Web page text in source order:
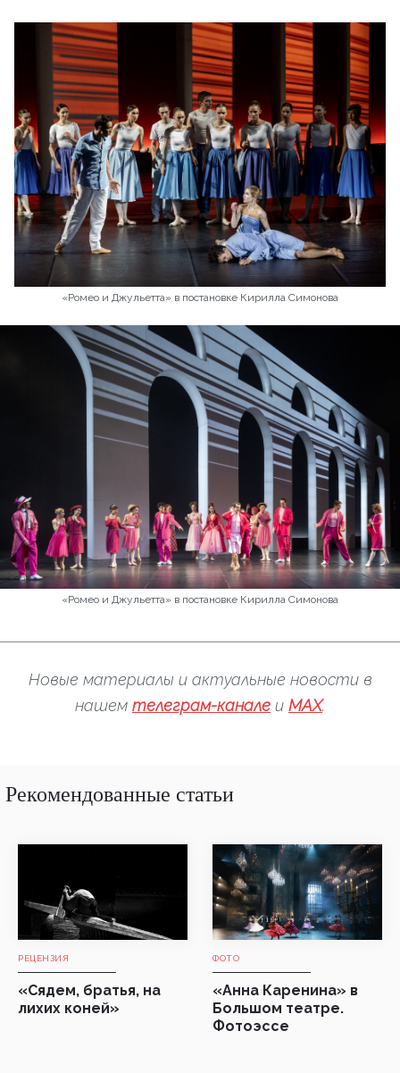
«Ромео и Джульетта» в постановке Кирилла Симонова
«Ромео и Джульетта» в постановке Кирилла Симонова
Новые материалы и актуальные новости в
нашем телеграм-канале и MAX.
Рекомендованные статьи
РЕЦЕНЗИЯ
«Сядем, братья, на
лихих коней»
ФОТО
«Анна Каренина» в
Большом театре.
Фотоэссе